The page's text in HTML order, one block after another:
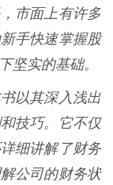
市面上有许多
手快速掌握股
坚实的基础。
以其深入浅出
技巧。它不仅
细讲解了财务
公司的财务状